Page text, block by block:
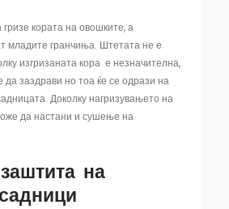
кората на овошките, а
младите гранчиња. Штетата не е
изгризаната кора е незначителна,
заздрави но тоа ќе се одрази на
Доколку нагризувањето на
да настани и сушење на
на